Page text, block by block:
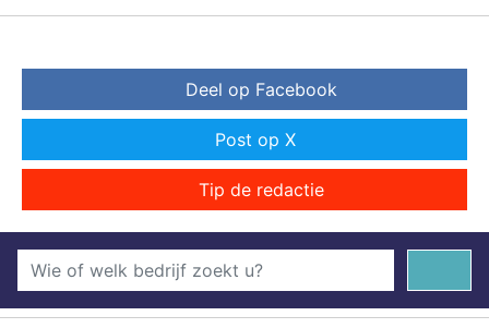
Deel op Facebook
Post op X
Tip de redactie